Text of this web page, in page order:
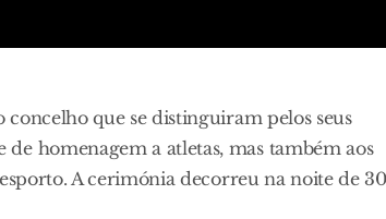
que se distinguiram pelos seus
homenagem a atletas, mas também aos
A cerimónia decorreu na noite de 30